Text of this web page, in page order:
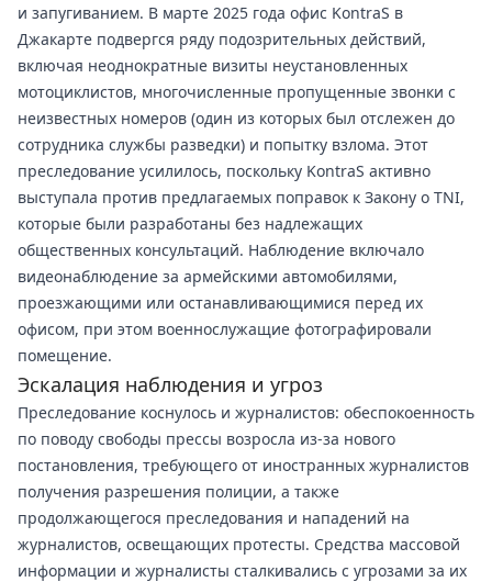
и запугиванием. В марте 2025 года офис KontraS в
Джакарте подвергся ряду подозрительных действий,
включая неоднократные визиты неустановленных
мотоциклистов, многочисленные пропущенные звонки с
неизвестных номеров (один из которых был отслежен до
сотрудника службы разведки) и попытку взлома. Этот
преследование усилилось, поскольку KontraS активно
выступала против предлагаемых поправок к Закону о TNI,
которые были разработаны без надлежащих
общественных консультаций. Наблюдение включало
видеонаблюдение за армейскими автомобилями,
проезжающими или останавливающимися перед их
офисом, при этом военнослужащие фотографировали
помещение.
Эскалация наблюдения и угроз
Преследование коснулось и журналистов: обеспокоенность
по поводу свободы прессы возросла из-за нового
постановления, требующего от иностранных журналистов
получения разрешения полиции, а также
продолжающегося преследования и нападений на
журналистов, освещающих протесты. Средства массовой
информации и журналисты сталкивались с угрозами за их